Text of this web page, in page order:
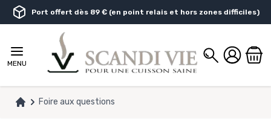
Aller au contenu
Port offert dès 89 € (en point relais et hors zones difficiles)
MENU
Chercher
Foire aux questions